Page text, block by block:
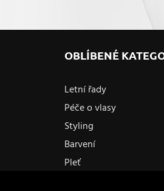
OBLÍBENÉ
Letní řady
Péče o vlasy
Styling
Barvení
Pleť